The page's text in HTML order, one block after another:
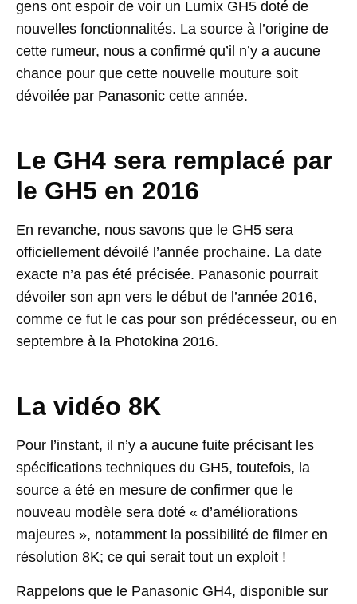
gens ont espoir de voir un Lumix GH5 doté de
nouvelles fonctionnalités. La source à l’origine de
cette rumeur, nous a confirmé qu’il n’y a aucune
chance pour que cette nouvelle mouture soit
dévoilée par Panasonic cette année.
Le GH4 sera remplacé par
le GH5 en 2016
En revanche, nous savons que le GH5 sera
officiellement dévoilé l’année prochaine. La date
exacte n’a pas été précisée. Panasonic pourrait
dévoiler son apn vers le début de l’année 2016,
comme ce fut le cas pour son prédécesseur, ou en
septembre à la Photokina 2016.
La vidéo 8K
Pour l’instant, il n’y a aucune fuite précisant les
spécifications techniques du GH5, toutefois, la
source a été en mesure de confirmer que le
nouveau modèle sera doté « d’améliorations
majeures », notamment la possibilité de filmer en
résolution 8K; ce qui serait tout un exploit !
Rappelons que le Panasonic GH4, disponible sur